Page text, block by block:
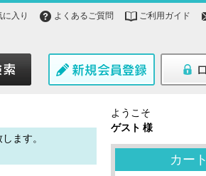
に入り よくあるご質問 ご利用ガイド
ます。
ようこそ
ゲスト 様
カート